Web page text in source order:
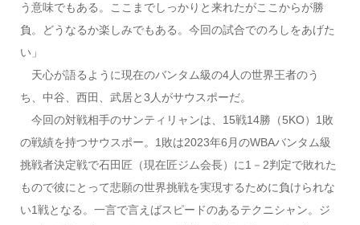
う意味でもある。ここまでしっかりと来れたがここからが勝
負。どうなるか楽しみでもある。今回の試合でのろしをあげた
い」
天心が語るように現在のバンタム級の4人の世界王者のう
ち、中谷、西田、武居と3人がサウスポーだ。
今回の対戦相手のサンティリャンは、15戦14勝（5KO）1敗
の戦績を持つサウスポー。1敗は2023年6月のWBAバンタム級
挑戦者決定戦で石田匠（現在匠ジム会長）に1－2判定で敗れた
もので彼にとって悲願の世界挑戦を実現するために負けられな
い1戦となる。一言で言えばスピードのあるテクニシャン。ジ